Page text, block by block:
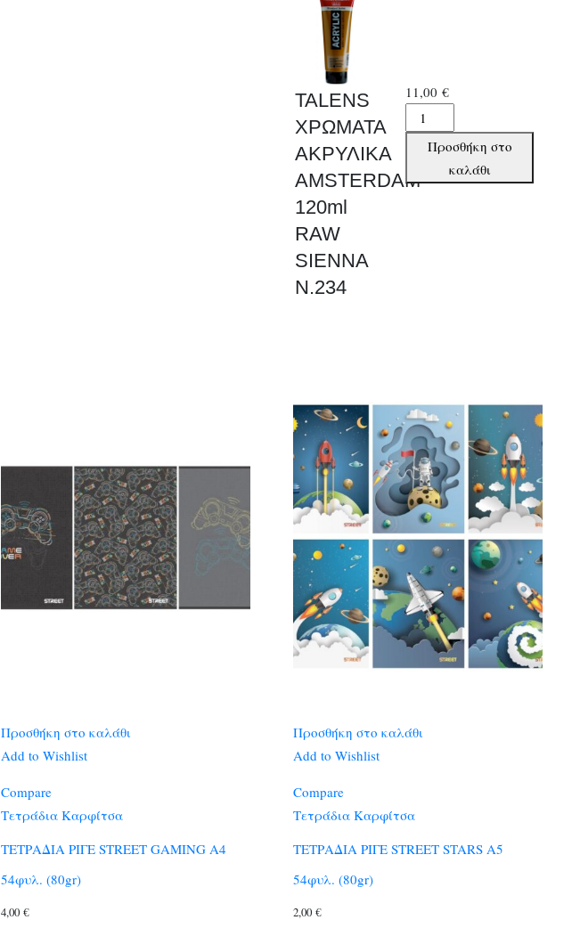
TALENS
ΧΡΩΜΑΤΑ
ΑΚΡΥΛΙΚΑ
AMSTERDAM
120ml
RAW
SIENNA
N.234
11,00€
TALENS
ΧΡΩΜΑΤΑ
AMSTERDAM
Προσθήκη στο
καλάθι
Προσθήκη στο καλάθι
Add to Wishlist
Compare
Τετράδια Καρφίτσα
ΤΕΤΡΑΔΙΑ ΡΙΓΕ STREET GAMING A4
54φυλ. (80gr)
4,00 €
Προσθήκη στο καλάθι
Add to Wishlist
Compare
Τετράδια Καρφίτσα
ΤΕΤΡΑΔΙΑ ΡΙΓΕ STREET STARS A5
54φυλ. (80gr)
2,00 €